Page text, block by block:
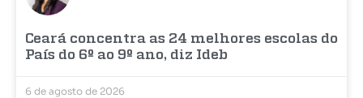
Ceará concentra as 24 melhores escolas do
País do 6º ao 9º ano, diz Ideb
6 de agosto de 2026